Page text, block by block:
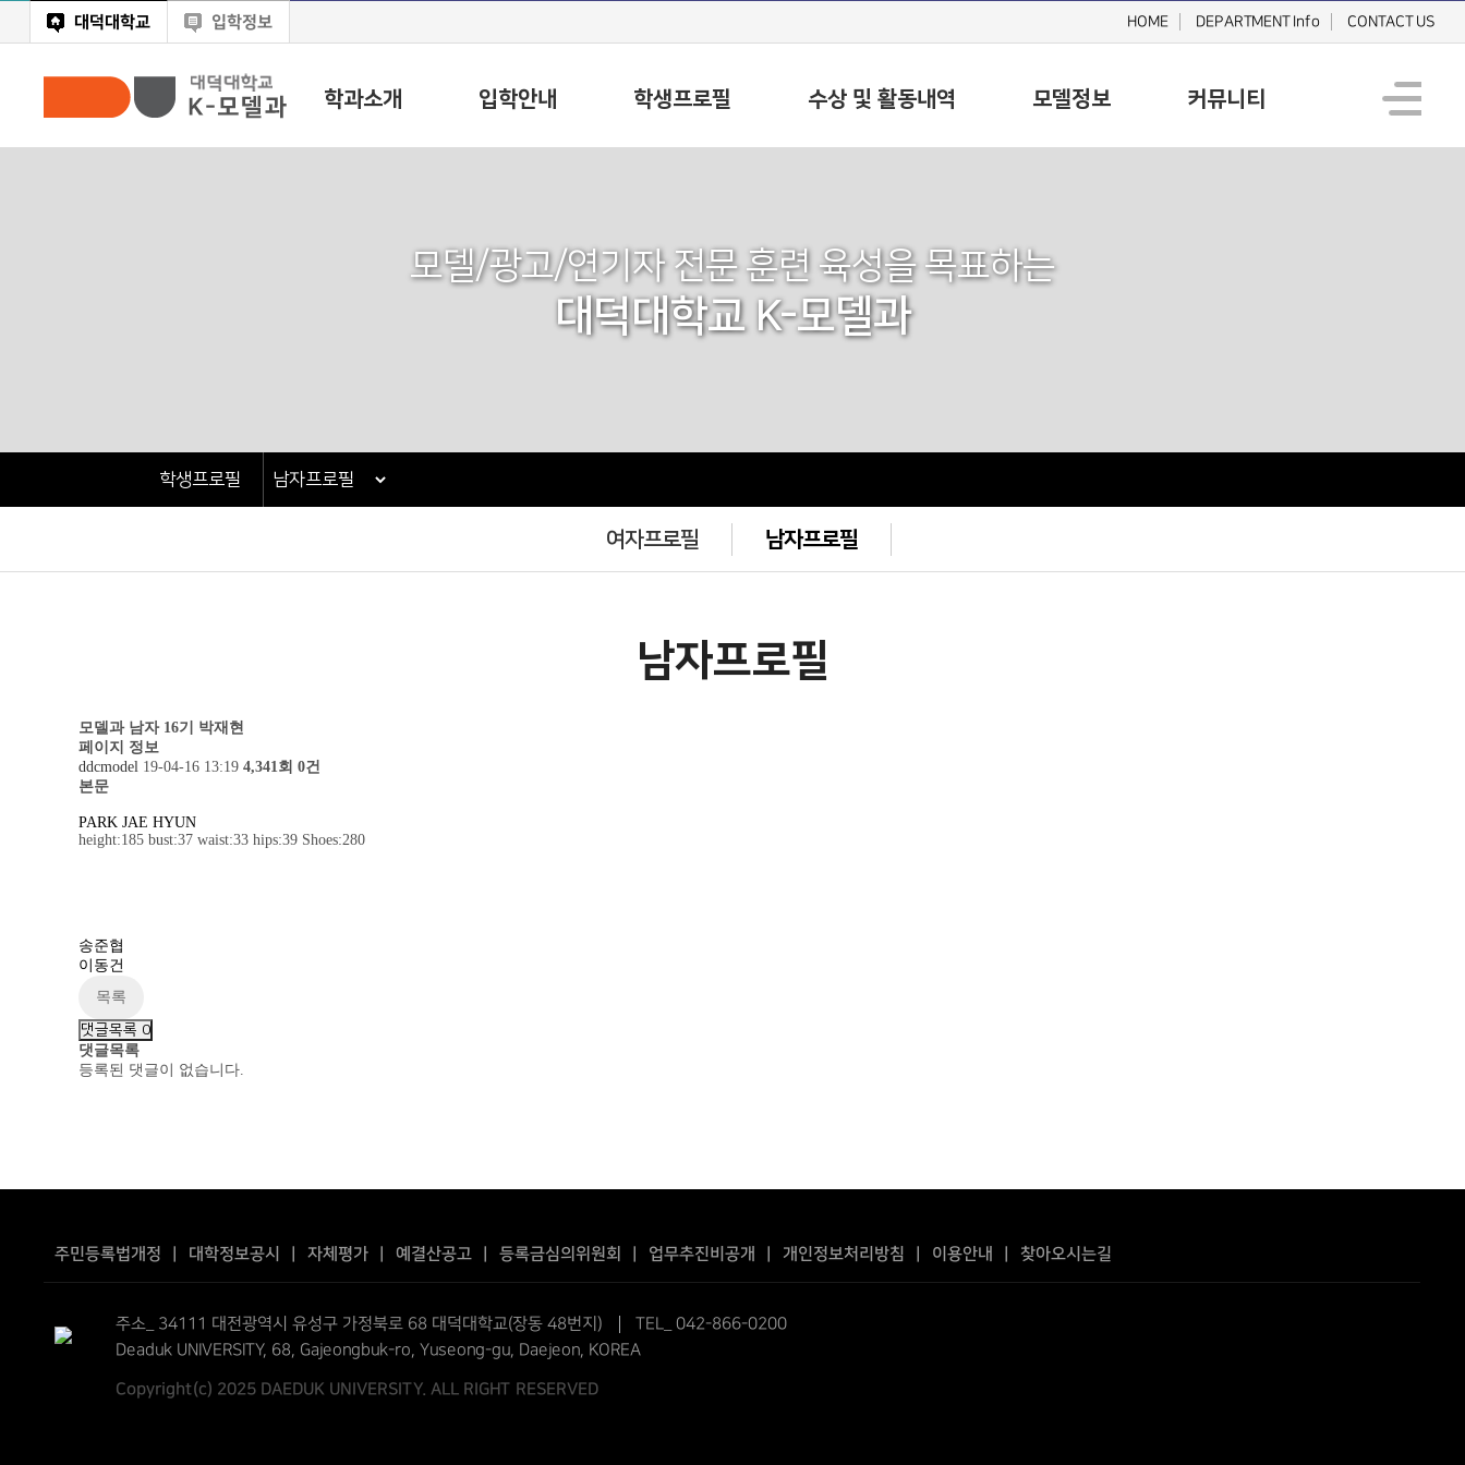
대덕대학교 입학정보 HOME DEPARTMENT Info CONTACT US
학과소개 입학안내 학생프로필 수상 및 활동내역 모델정보 커뮤니티
모델/광고/연기자 전문 훈련 육성을 목표하는
대덕대학교 K-모델과
학생프로필
여자프로필 남자프로필
남자프로필
모델과 남자 16기
박재현
페이지 정보
ddcmodel 19-04-16 13:19 4,341회 0건
본문
PARK JAE HYUN
height:185 bust:37 waist:33 hips:39 Shoes:280
송준협
이동건
목록
댓글목록 0
댓글목록
등록된 댓글이 없습니다.
주민등록법개정 대학정보공시 자체평가 예결산공고 등록금심의위원회 업무추진비공개 개인정보처리방침 이용안내 찾아오시는길
주소_ 34111 대전광역시 유성구 가정북로 68 대덕대학교(장동 48번지)
TEL_ 042-866-0200
Deaduk UNIVERSITY, 68, Gajeongbuk-ro, Yuseong-gu, Daejeon, KOREA
Copyright(c) 2025 DAEDUK UNIVERSITY. ALL RIGHT RESERVED